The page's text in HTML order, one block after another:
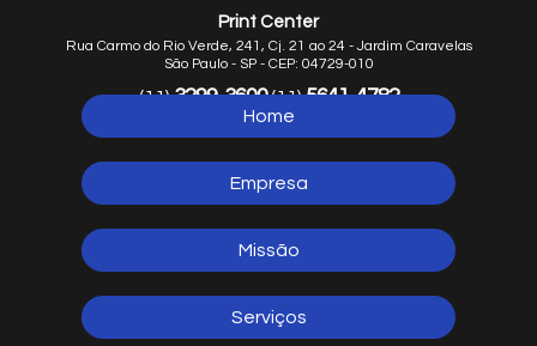
Print Center
Rua Carmo do Rio Verde, 241, Cj. 21 ao 24 - Jardim Caravelas
São Paulo - SP - CEP: 04729-010
(11)3299-3600(11)5641-4782
5641-1254
Home
Empresa
Missão
Serviços